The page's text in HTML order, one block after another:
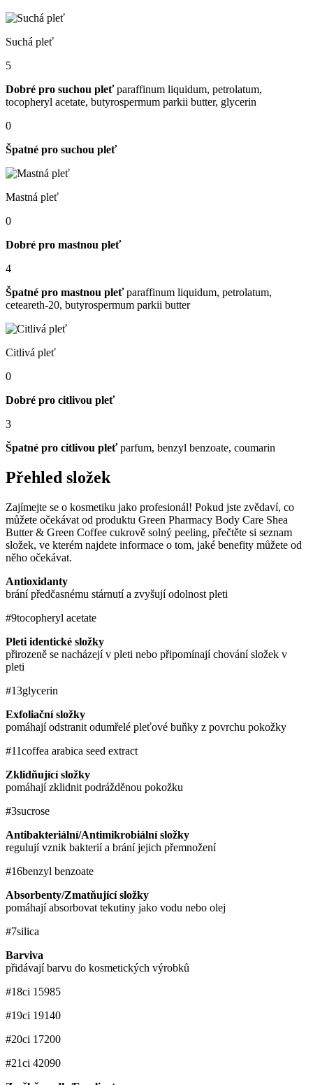
Suchá pleť
5
Dobré pro suchou pleť paraffinum liquidum, petrolatum,
tocopheryl acetate, butyrospermum parkii butter, glycerin
0
Špatné pro suchou pleť
Mastná pleť
0
Dobré pro mastnou pleť
4
Špatné pro mastnou pleť paraffinum liquidum, petrolatum,
ceteareth-20, butyrospermum parkii butter
Citlivá pleť
0
Dobré pro citlivou pleť
3
Špatné pro citlivou pleť parfum, benzyl benzoate, coumarin
Přehled složek
Zajímejte se o kosmetiku jako profesionál! Pokud jste zvědaví, co
můžete očekávat od produktu Green Pharmacy Body Care Shea
Butter & Green Coffee cukrově solný peeling, přečtěte si seznam
složek, ve kterém najdete informace o tom, jaké benefity můžete od
něho očekávat.
Antioxidanty
brání předčasnému stárnutí a zvyšují odolnost pleti
#9tocopheryl acetate
Pleti identické složky
přirozeně se nacházejí v pleti nebo připomínají chování složek v
pleti
#13glycerin
Exfoliační složky
pomáhají odstranit odumřelé pleťové buňky z povrchu pokožky
#11coffea arabica seed extract
Zklidňující složky
pomáhají zklidnit podrážděnou pokožku
#3sucrose
Antibakteriální/Antimikrobiální složky
regulují vznik bakterií a brání jejich přemnožení
#16benzyl benzoate
Absorbenty/Zmatňující složky
pomáhají absorbovat tekutiny jako vodu nebo olej
#7silica
Barviva
přidávají barvu do kosmetických výrobků
#18ci 15985
#19ci 19140
#20ci 17200
#21ci 42090